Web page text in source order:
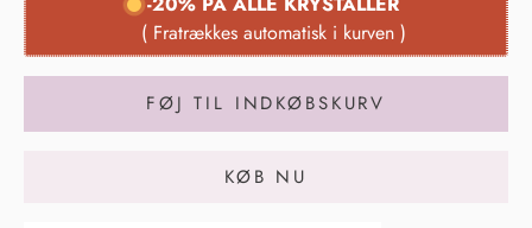
FØJ TIL INDKØBSKURV
KØB NU